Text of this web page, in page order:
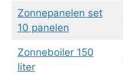
Zonnepanelen set
10 panelen
Zonneboiler 150
liter